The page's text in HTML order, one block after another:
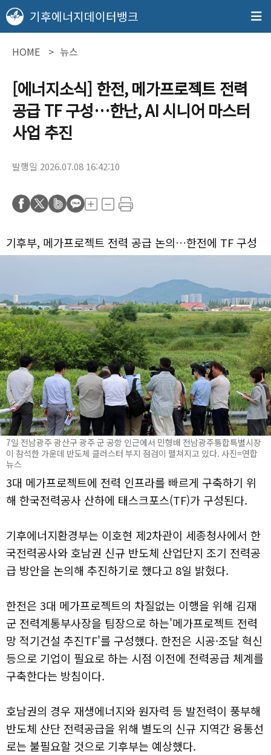
기후에너지데이터뱅크
HOME 뉴스
[에너지소식] 한전, 메가프로젝트 전력
공급 TF 구성…한난, AI 시니어 마스터
사업 추진
발행일 2026.07.08 16:42:10
기후부, 메가프로젝트 전력 공급 논의…한전에 TF 구성
7일 전남광주 광산구 광주 군 공항 인근에서 민형배 전남광주통합특별시장
이 참석한 가운데 반도체 클러스터 부지 점검이 펼쳐지고 있다. 사진=연합
뉴스
3대 메가프로젝트에 전력 인프라를 빠르게 구축하기 위
해 한국전력공사 산하에 태스크포스(TF)가 구성된다.
기후에너지환경부는 이호현 제2차관이 세종청사에서 한
국전력공사와 호남권 신규 반도체 산업단지 조기 전력공
급 방안을 논의해 추진하기로 했다고 8일 밝혔다.
한전은 3대 메가프로젝트의 차질없는 이행을 위해 김재
군 전력계통부사장을 팀장으로 하는'메가프로젝트 전력
망 적기건설 추진TF'를 구성했다. 한전은 시공·조달 혁신
등으로 기업이 필요로 하는 시점 이전에 전력공급 체계를
구축한다는 방침이다.
호남권의 경우 재생에너지와 원자력 등 발전력이 풍부해
반도체 산단 전력공급을 위해 별도의 신규 지역간 융통선
로는 불필요할 것으로 기후부는 예상했다.